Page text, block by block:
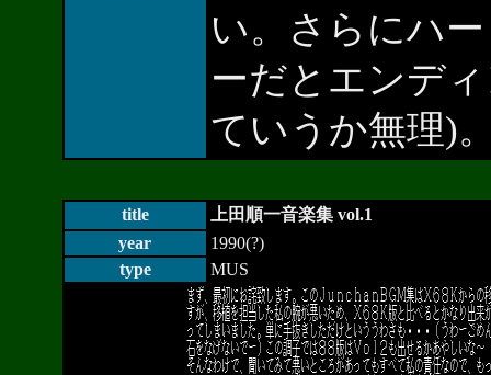
い。さらにハ
ーだとエンデ
ていうか無理)
title
上田順一音楽集 vol.1
year
1990(?)
type
MUS